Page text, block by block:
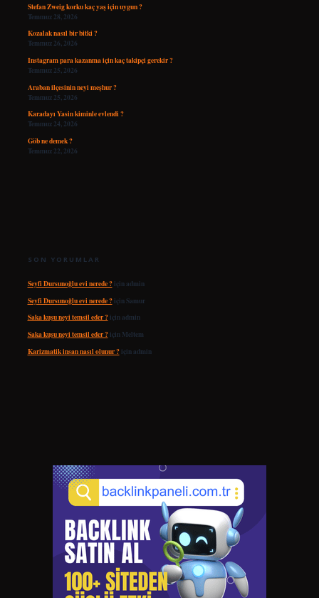
Stefan Zweig korku kaç yaş için uygun ?
Temmuz 28, 2026
Kozalak nasıl bir bitki ?
Temmuz 26, 2026
Instagram para kazanma için kaç takipçi gerekir ?
Temmuz 25, 2026
Araban ilçesinin neyi meşhur ?
Temmuz 25, 2026
Karadayı Yasin kiminle evlendi ?
Temmuz 24, 2026
Göb ne demek ?
Temmuz 22, 2026
SON YORUMLAR
Seyfi Dursunoğlu evi nerede ?içinadmin
Seyfi Dursunoğlu evi nerede ?içinSamur
Saka kuşu neyi temsil eder ?içinadmin
Saka kuşu neyi temsil eder ?için Meltem
Karizmatik insan nasıl olunur ?içinadmin